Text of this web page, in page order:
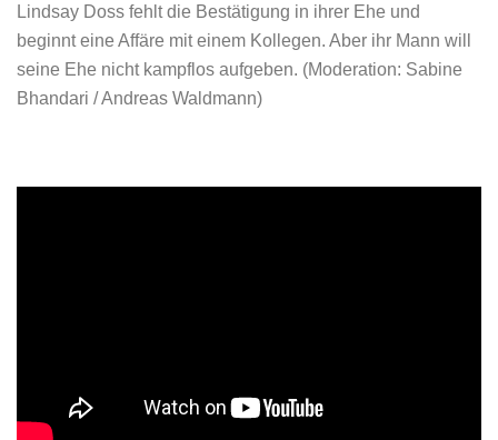
Lindsay Doss fehlt die Bestätigung in ihrer Ehe und
beginnt eine Affäre mit einem Kollegen. Aber ihr Mann will
seine Ehe nicht kampflos aufgeben. (Moderation: Sabine
Bhandari / Andreas Waldmann)